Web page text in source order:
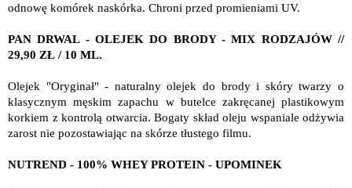
odnowę komórek naskórka. Chroni przed promieniami UV.
PAN DRWAL - OLEJEK DO BRODY - MIX RODZAJÓW //
29,90 ZŁ / 10 ML.
Olejek "Oryginał" - naturalny olejek do brody i skóry twarzy o
klasycznym męskim zapachu w butelce zakręcanej plastikowym
korkiem z kontrolą otwarcia. Bogaty skład oleju wspaniale odżywia
zarost nie pozostawiając na skórze tłustego filmu.
NUTREND - 100% WHEY PROTEIN - UPOMINEK